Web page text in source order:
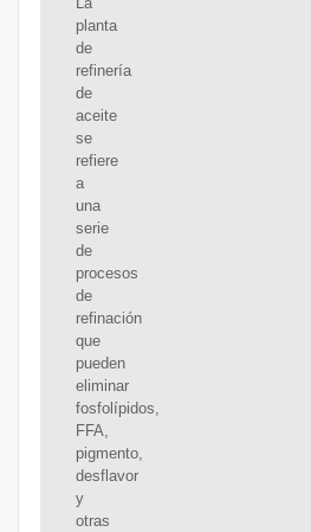
planta
de
refinería
de
aceite
se
refiere
a
una
serie
de
procesos
de
refinación
que
pueden
eliminar
fosfolípidos,
FFA,
pigmento,
desflavor
y
otras